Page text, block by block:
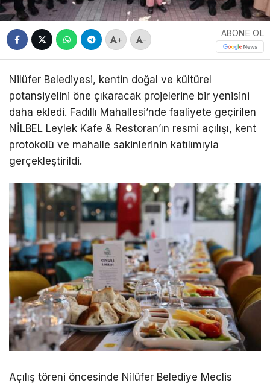
+ -
ABONE OL
Nilüfer Belediyesi, kentin doğal ve kültürel
potansiyelini öne çıkaracak projelerine bir yenisini
daha ekledi. Fadıllı Mahallesi’nde faaliyete geçirilen
NİLBEL Leylek Kafe & Restoran’ın resmi açılışı, kent
protokolü ve mahalle sakinlerinin katılımıyla
gerçekleştirildi.
Açılış töreni öncesinde Nilüfer Belediye Meclis